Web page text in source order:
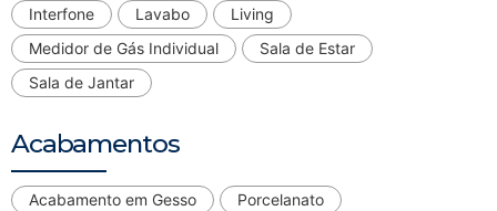
Interfone
Lavabo
Living
Medidor de Gás Individual
Sala de Estar
Sala de Jantar
Acabamentos
Acabamento em Gesso Porcelanato